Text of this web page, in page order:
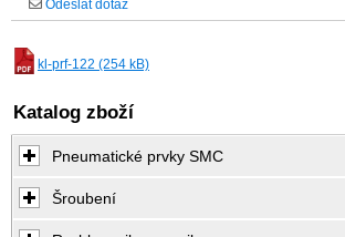
Odeslat dotaz
kl-prf-122 (254 kB)
Katalog zboží
Pneumatické prvky SMC
Šroubení